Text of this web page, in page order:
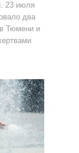
23 июля
два
Тюмени и